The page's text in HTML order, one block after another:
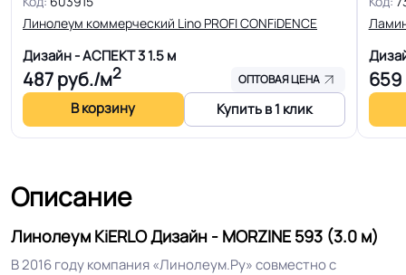
Область применения
теплого пола, Для квартиры, Для
строителей, Для магазинов, Для
жилых зон, Для спальни, Для
детской
Допуск изменения
+-10% мм
Класс горючести
Класс 31 кл.
Линолеум коммерческий Lino PROFI CONFiDENCE
Дизайн - АСПЕКТ 31.5 м
487руб./м2 ОПТОВАЯ ЦЕНА
В корзину Купить в 1 клик
659
Описание
Линолеум KiERLO Дизайн - MORZINE 593 (3.0 м)
В 2016 году компания «Линолеум.Ру» совместно с